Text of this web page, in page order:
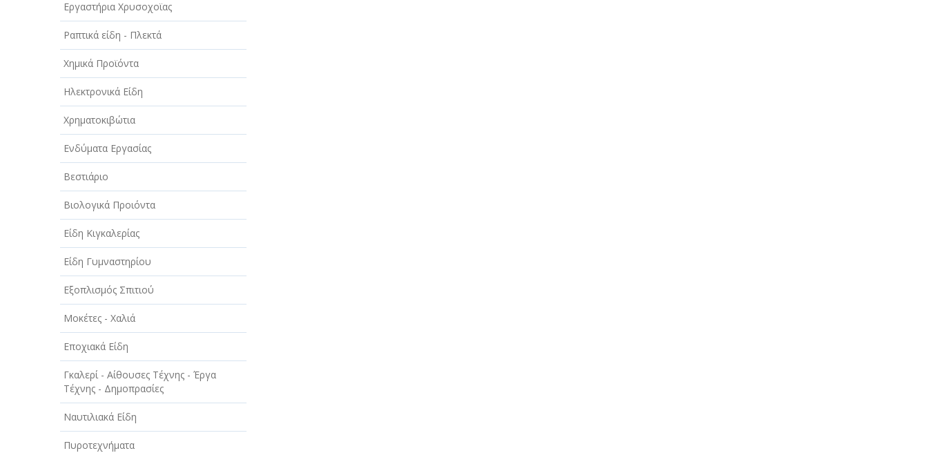
Εργαστήρια Χρυσοχοϊας
Ραπτικά είδη - Πλεκτά
Χημικά Προϊόντα
Ηλεκτρονικά Είδη
Χρηματοκιβώτια
Ενδύματα Εργασίας
Βεστιάριο
Βιολογικά Προιόντα
Είδη Κιγκαλερίας
Είδη Γυμναστηρίου
Εξοπλισμός Σπιτιού
Μοκέτες - Χαλιά
Εποχιακά Είδη
Γκαλερί - Αίθουσες Τέχνης - Έργα
Τέχνης - Δημοπρασίες
Ναυτιλιακά Είδη
Πυροτεχνήματα